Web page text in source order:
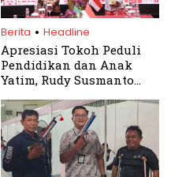
Berita . Headline
Apresiasi Tokoh Peduli
Pendidikan dan Anak
Yatim, Rudy Susmanto